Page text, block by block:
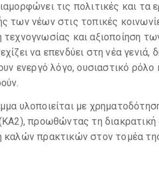
τις πολιτικές και τα
των νέων στις τοπικές
τεχνογνωσίας και αξιοποίηση
να επενδύει στη νέα
ενεργό λόγο, ουσιαστικό
υλοποιείται με
προωθώντας τη διακρατική
καλών πρακτικών στον τομέα